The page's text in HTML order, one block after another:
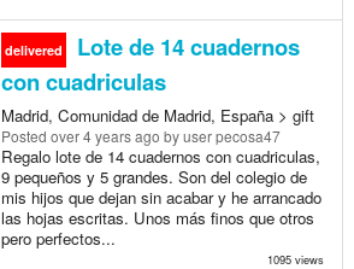
delivered
Lote de 14 cuadernos
con cuadriculas
Madrid, Comunidad de Madrid, España > gift
Posted over 4 years ago by user pecosa47
Regalo lote de 14 cuadernos con cuadriculas,
9 pequeños y 5 grandes. Son del colegio de
mis hijos que dejan sin acabar y he arrancado
las hojas escritas. Unos más finos que otros
pero perfectos...
1095 views